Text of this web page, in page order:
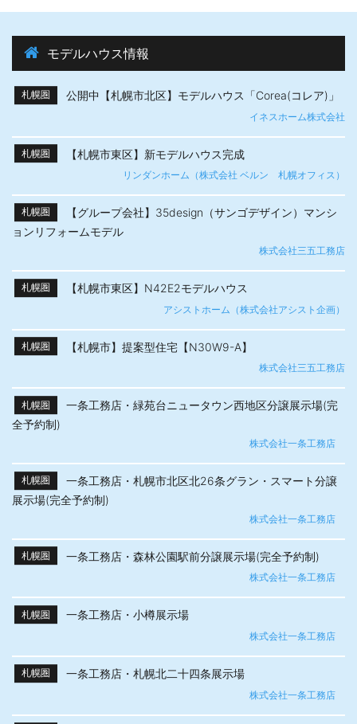
モデルハウス情報
札幌圏 公開中【札幌市北区】モデルハウス「Corea(コレア)」
イネスホーム株式会社
札幌圏 【札幌市東区】新モデルハウス完成
リンダンホーム（株式会社 ベルン 札幌オフィス）
札幌圏
【グループ会社】35design（サンゴデザイン）マンシ
ョンリフォームモデル
株式会社三五工務店
札幌圏 【札幌市東区】N42E2モデルハウス
アシストホーム（株式会社アシスト企画）
札幌圏 【札幌市】提案型住宅【N30W9-A】
株式会社三五工務店
札幌圏
一条工務店・緑苑台ニュータウン西地区分譲展示場(完
全予約制)
株式会社一条工務店
札幌圏
一条工務店・札幌市北区北26条グラン・スマート分譲
展示場(完全予約制)
株式会社一条工務店
札幌圏 一条工務店・森林公園駅前分譲展示場(完全予約制)
株式会社一条工務店
札幌圏 一条工務店・小樽展示場
株式会社一条工務店
札幌圏 一条工務店・札幌北二十四条展示場
株式会社一条工務店